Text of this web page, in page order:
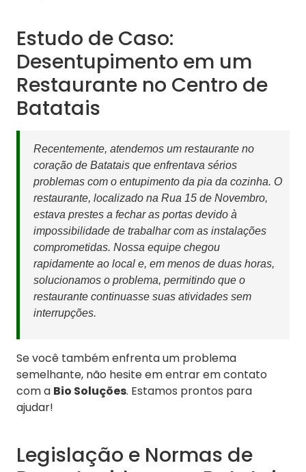
Estudo de Caso:
Desentupimento em um
Restaurante no Centro de
Batatais
Recentemente, atendemos um restaurante no
coração de Batatais que enfrentava sérios
problemas com o entupimento da pia da cozinha. O
restaurante, localizado na Rua 15 de Novembro,
estava prestes a fechar as portas devido à
impossibilidade de trabalhar com as instalações
comprometidas. Nossa equipe chegou
rapidamente ao local e, em menos de duas horas,
solucionamos o problema, permitindo que o
restaurante continuasse suas atividades sem
interrupções.
Se você também enfrenta um problema
semelhante, não hesite em entrar em contato
com a Bio Soluções. Estamos prontos para
ajudar!
Legislação e Normas de